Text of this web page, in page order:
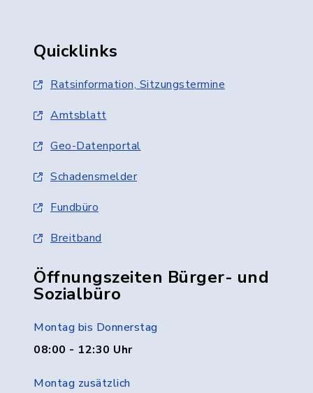
Quicklinks
Ratsinformation, Sitzungstermine
Amtsblatt
Geo-Datenportal
Schadensmelder
Fundbüro
Breitband
Öffnungszeiten Bürger- und
Sozialbüro
Montag bis Donnerstag
08:00 - 12:30 Uhr
Montag zusätzlich